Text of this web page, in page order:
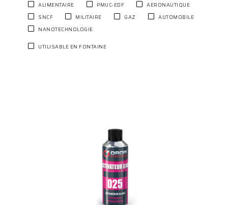
ALIMENTAIRE PMUC-EDF
AERONAUTIQUE
SNCF
MILITAIRE GAZ
AUTOMOBILE
NANOTECHNOLOGIE
UTILISABLE EN FONTAINE